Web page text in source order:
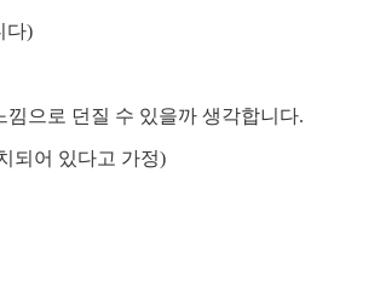
다)
낌으로 던질 수 있을까 생각합니다.
되어 있다고 가정)